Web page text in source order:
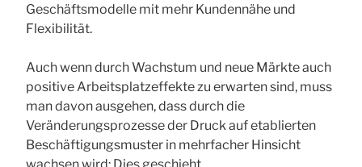
Geschäftsmodelle mit mehr Kundennähe und
Flexibilität.
Auch wenn durch Wachstum und neue Märkte auch
positive Arbeitsplatzeffekte zu erwarten sind, muss
man davon ausgehen, dass durch die
Veränderungsprozesse der Druck auf etablierten
Beschäftigungsmuster in mehrfacher Hinsicht